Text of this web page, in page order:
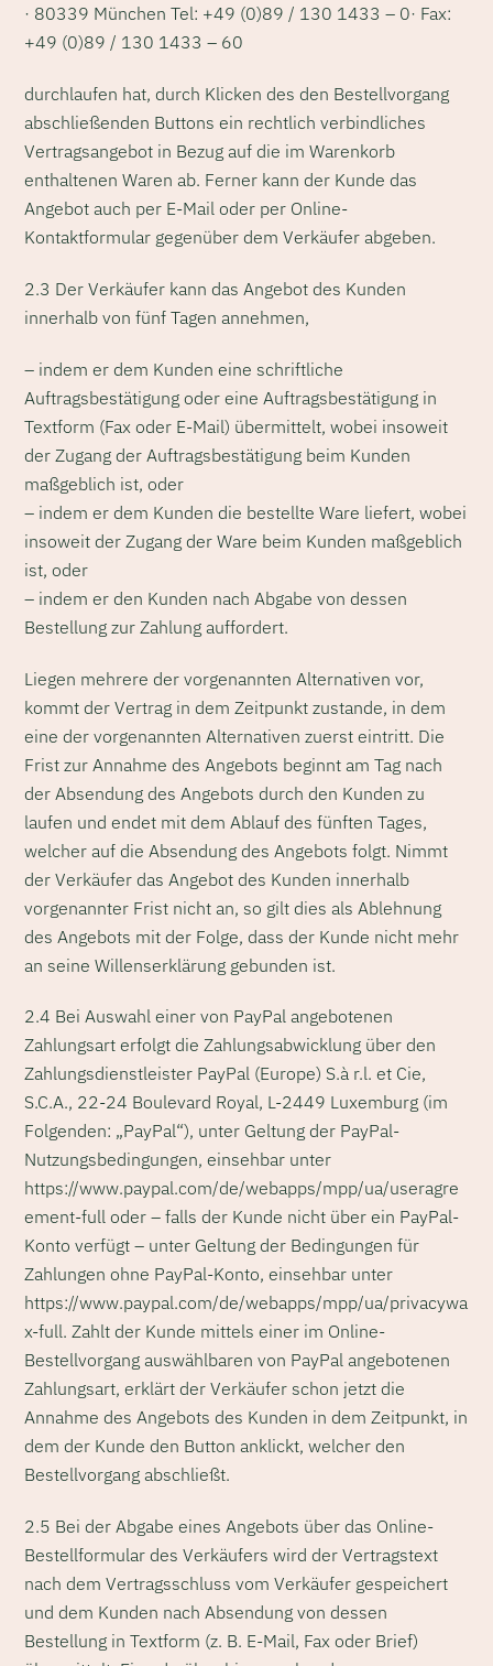
· 80339 München Tel: +49 (0)89 / 130 1433 – 0· Fax:
+49 (0)89 / 130 1433 – 60
durchlaufen hat, durch Klicken des den Bestellvorgang
abschließenden Buttons ein rechtlich verbindliches
Vertragsangebot in Bezug auf die im Warenkorb
enthaltenen Waren ab. Ferner kann der Kunde das
Angebot auch per E-Mail oder per Online-
Kontaktformular gegenüber dem Verkäufer abgeben.
2.3 Der Verkäufer kann das Angebot des Kunden
innerhalb von fünf Tagen annehmen,
– indem er dem Kunden eine schriftliche
Auftragsbestätigung oder eine Auftragsbestätigung in
Textform (Fax oder E-Mail) übermittelt, wobei insoweit
der Zugang der Auftragsbestätigung beim Kunden
maßgeblich ist, oder
– indem er dem Kunden die bestellte Ware liefert, wobei
insoweit der Zugang der Ware beim Kunden maßgeblich
ist, oder
– indem er den Kunden nach Abgabe von dessen
Bestellung zur Zahlung auffordert.
Liegen mehrere der vorgenannten Alternativen vor,
kommt der Vertrag in dem Zeitpunkt zustande, in dem
eine der vorgenannten Alternativen zuerst eintritt. Die
Frist zur Annahme des Angebots beginnt am Tag nach
der Absendung des Angebots durch den Kunden zu
laufen und endet mit dem Ablauf des fünften Tages,
welcher auf die Absendung des Angebots folgt. Nimmt
der Verkäufer das Angebot des Kunden innerhalb
vorgenannter Frist nicht an, so gilt dies als Ablehnung
des Angebots mit der Folge, dass der Kunde nicht mehr
an seine Willenserklärung gebunden ist.
2.4 Bei Auswahl einer von PayPal angebotenen
Zahlungsart erfolgt die Zahlungsabwicklung über den
Zahlungsdienstleister PayPal (Europe) S.à r.l. et Cie,
S.C.A., 22-24 Boulevard Royal, L-2449 Luxemburg (im
Folgenden: „PayPal“), unter Geltung der PayPal-
Nutzungsbedingungen, einsehbar unter
https://www.paypal.com/de/webapps/mpp/ua/useragre
ement-full oder – falls der Kunde nicht über ein PayPal-
Konto verfügt – unter Geltung der Bedingungen für
Zahlungen ohne PayPal-Konto, einsehbar unter
https://www.paypal.com/de/webapps/mpp/ua/privacywa
x-full. Zahlt der Kunde mittels einer im Online-
Bestellvorgang auswählbaren von PayPal angebotenen
Zahlungsart, erklärt der Verkäufer schon jetzt die
Annahme des Angebots des Kunden in dem Zeitpunkt, in
dem der Kunde den Button anklickt, welcher den
Bestellvorgang abschließt.
2.5 Bei der Abgabe eines Angebots über das Online-
Bestellformular des Verkäufers wird der Vertragstext
nach dem Vertragsschluss vom Verkäufer gespeichert
und dem Kunden nach Absendung von dessen
Bestellung in Textform (z. B. E-Mail, Fax oder Brief)